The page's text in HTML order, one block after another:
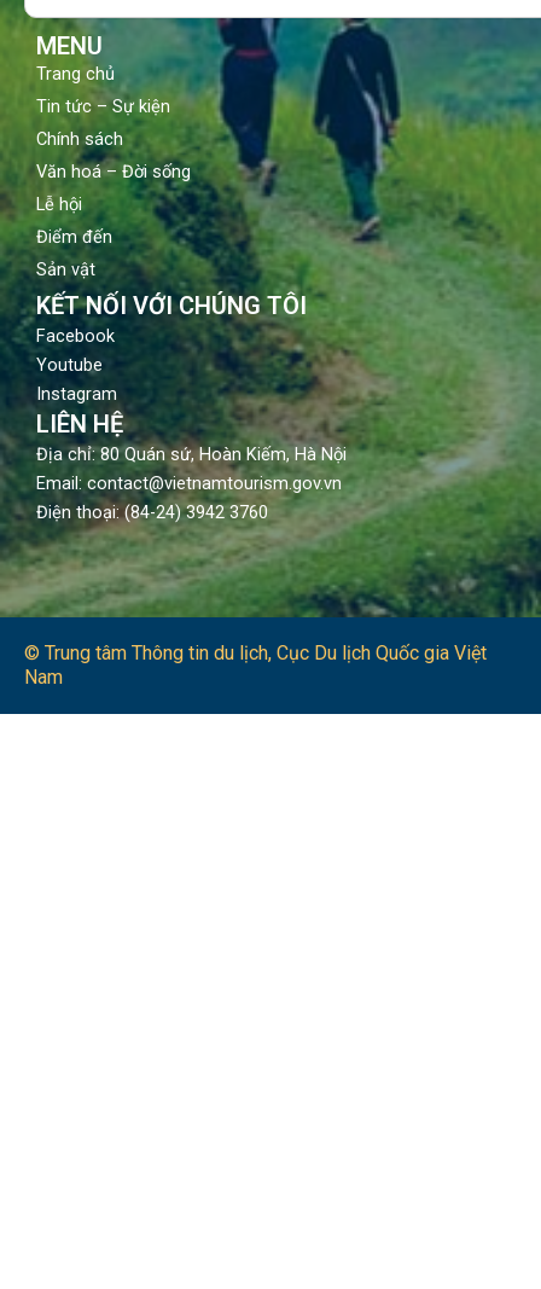
MENU
Trang chủ
Tin tức – Sự kiện
Chính sách
Văn hoá – Đời sống
Lễ hội
Điểm đến
Sản vật
KẾT NỐI VỚI CHÚNG TÔI
Facebook
Youtube
Instagram
LIÊN HỆ
Địa chỉ: 80 Quán sứ, Hoàn Kiếm, Hà Nội
Email: contact@vietnamtourism.gov.vn
Điện thoại: (84-24) 3942 3760
© Trung tâm Thông tin du lịch​, Cục Du lịch Quốc gia Việt
Nam